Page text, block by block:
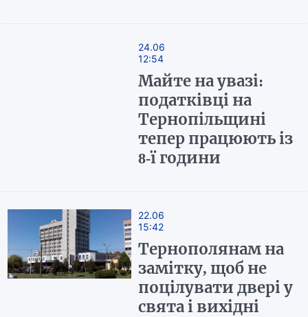
24.06
12:54
Майте на увазі:
податківці на
Тернопільщині
тепер працюють із
8-ї години
22.06
15:42
Тернополянам на
замітку, щоб не
поцілувати двері у
свята і вихідні